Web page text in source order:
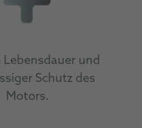
Lebensdauer und
Schutz des
Motors.